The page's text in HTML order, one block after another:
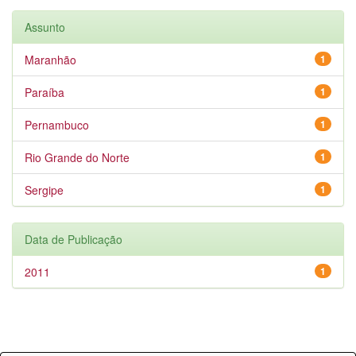
Assunto
1
Maranhão
1
Paraíba
1
Pernambuco
1
Rio Grande do Norte
1
Sergipe
Data de Publicação
1
2011